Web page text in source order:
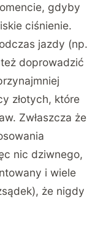
gdyby
ciśnienie.
jazdy (np.
doprowadzić
złotych, które
Zwłaszcza że
nic dziwnego,
i wiele
że nigdy